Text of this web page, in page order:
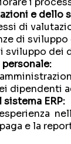
e dello
di
di
sviluppo
dipendenti
ERP:
e la